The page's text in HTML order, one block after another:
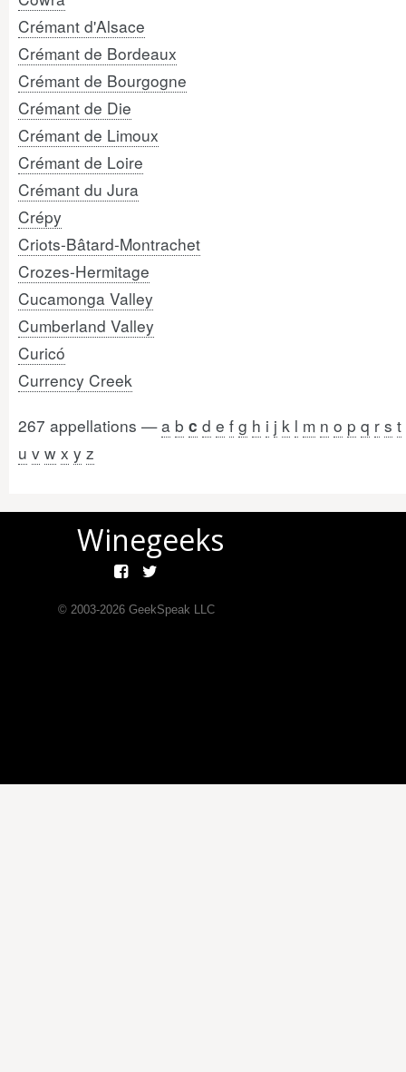
Crémant d'Alsace
Crémant de Bordeaux
Crémant de Bourgogne
Crémant de Die
Crémant de Limoux
Crémant de Loire
Crémant du Jura
Crépy
Criots-Bâtard-Montrachet
Crozes-Hermitage
Cucamonga Valley
Cumberland Valley
Curicó
Currency Creek
267 appellations —a b c d e f g h i j k l m n o p q r s t
u v w x y z
Winegeeks
© 2003-2026GeekSpeak LLC